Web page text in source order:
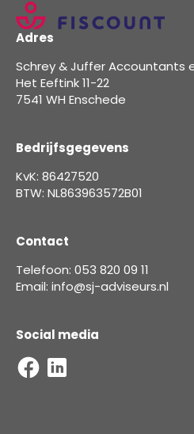
Adres
Schrey & Juffer Accountants
Het Eeftink 11-22
7541 WH Enschede
Bedrijfsgegevens
KvK: 86427520
BTW: NL863963572B01
Contact
Telefoon: 053 820 09 11
Email: info@sj-adviseurs.nl
Social media